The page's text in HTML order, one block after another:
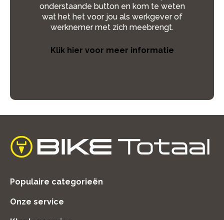
onderstaande button en kom te weten
wat het het voor jou als werkgever of
werknemer met zich meebrengt.
Klik hier voor meer informatie
home
Populaire categorieën
Onze service